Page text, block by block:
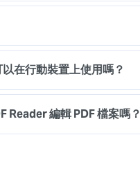
在行動裝置上使用嗎？
Reader 編輯 PDF 檔案嗎？